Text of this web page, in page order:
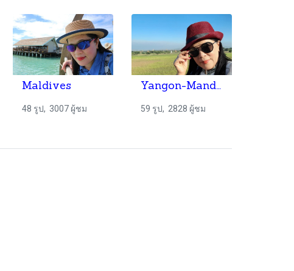
Maldives
48 รูป, 3007 ผู้ชม
Yangon-Mandalay-Bagan Myanmar Fam Trip by 8M & TTAA
59 รูป, 2828 ผู้ชม